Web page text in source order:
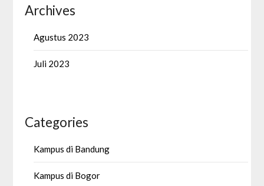
Archives
Agustus 2023
Juli 2023
Categories
Kampus di Bandung
Kampus di Bogor